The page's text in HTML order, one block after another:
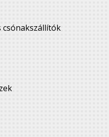
csónakszállítók